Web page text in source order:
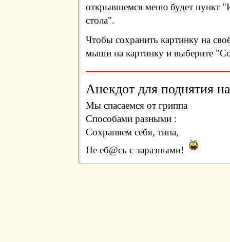
открывшемся меню будет пункт
стола".
Чтобы сохранить картинку на
мыши на картинку и выберите
Анекдот для поднятия
Мы спасаемся от гриппа
Способами разными :
Сохраняем себя, типа,
Не еб@сь с заразными!